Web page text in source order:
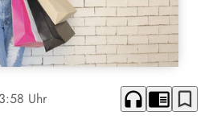
Uhr headphones chrome_reader_mode bookmark_border